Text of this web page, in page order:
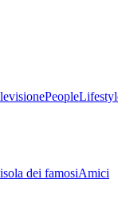
People
dei famosiAmici